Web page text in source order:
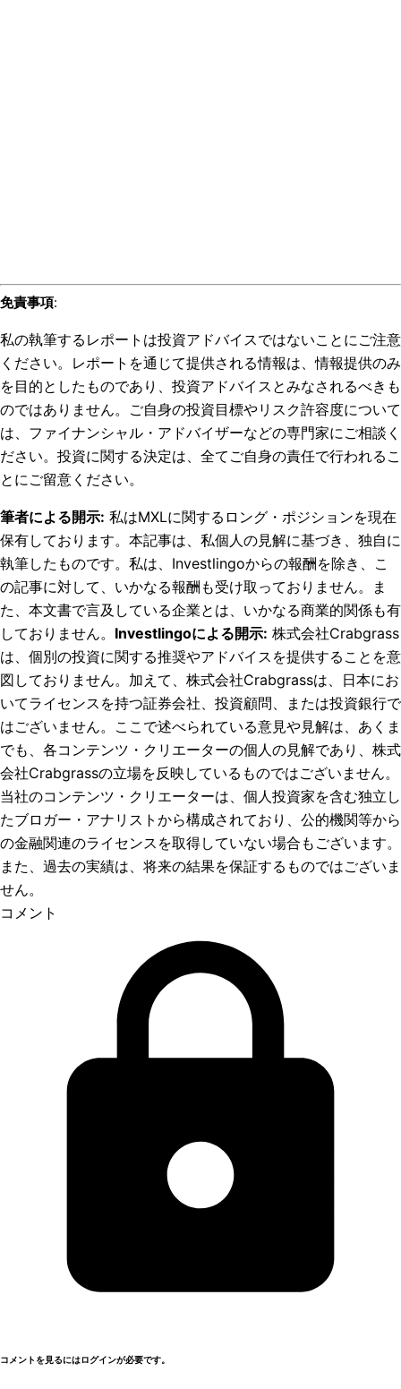
免責事項:
私の執筆するレポートは投資アドバイスではないことにご注意
ください。レポートを通じて提供される情報は、情報提供のみ
を目的としたものであり、投資アドバイスとみなされるべきも
のではありません。ご自身の投資目標やリスク許容度について
は、ファイナンシャル・アドバイザーなどの専門家にご相談く
ださい。投資に関する決定は、全てご自身の責任で行われるこ
とにご留意ください。
筆者による開示: 私はMXLに関するロング・ポジションを現在
保有しております。 本記事は、私個人の見解に基づき、独自に
執筆したものです。私は、Investlingoからの報酬を除き、こ
の記事に対して、いかなる報酬も受け取っておりません。ま
た、本文書で言及している企業とは、いかなる商業的関係も有
しておりません。 Investlingoによる開示: 株式会社Crabgrass
は、個別の投資に関する推奨やアドバイスを提供することを意
図しておりません。加えて、株式会社Crabgrassは、日本にお
いてライセンスを持つ証券会社、投資顧問、または投資銀行で
はございません。ここで述べられている意見や見解は、あくま
でも、各コンテンツ・クリエーターの個人の見解であり、株式
会社Crabgrassの立場を反映しているものではございません。
当社のコンテンツ・クリエーターは、個人投資家を含む独立し
たブロガー・アナリストから構成されており、公的機関等から
の金融関連のライセンスを取得していない場合もございます。
また、過去の実績は、将来の結果を保証するものではございま
せん。
コメント
コメントを見るにはログインが必要です。